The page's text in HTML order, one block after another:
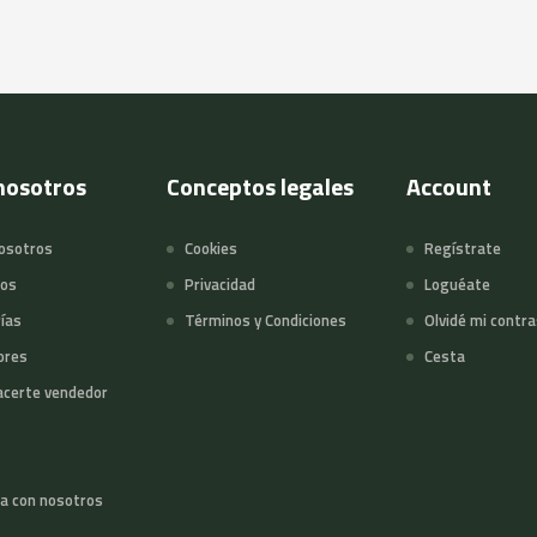
vendedor
con nosotros
Conceptos legales
Cookies
Privacidad
Términos y Condiciones
Account
Regístrate
Loguéate
Olvidé mi
Cesta